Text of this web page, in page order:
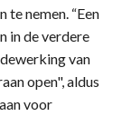
nemen. “Een
in de verdere
van
open", aldus
voor